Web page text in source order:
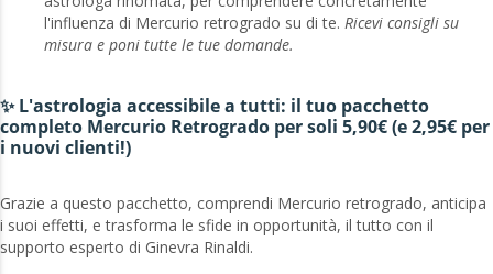
l'influenza di Mercurio retrogrado su di te. Ricevi consigli su
misura e poni tutte le tue domande.
✨ L'astrologia accessibile a tutti: il tuo pacchetto
completo Mercurio Retrogrado per soli 5,90€ (e 2,95€ per
i nuovi clienti!)
Grazie a questo pacchetto, comprendi Mercurio retrogrado, anticipa
i suoi effetti, e trasforma le sfide in opportunità, il tutto con il
supporto esperto di Ginevra Rinaldi.